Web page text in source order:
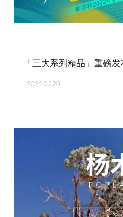
「三大系列精品」重磅发
2022-05-20